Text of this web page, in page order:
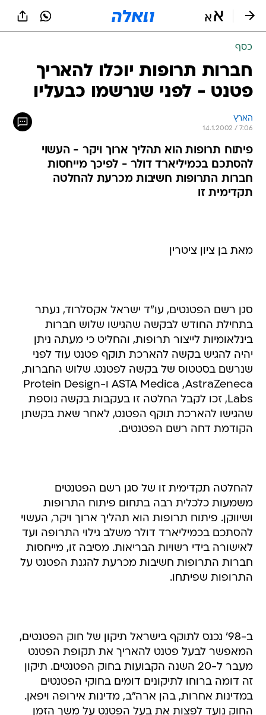
כסף
חברות תרופות יוכלו להאריך
פטנט - לפני שנרשמו כבעליו
הארץ
14.1.2002 / 7:06
פיתוח תרופות הוא תהליך ארוך ויקר - העשוי
להסתכם בכמיליארד דולר - לפיכך מייחסות
חברות התרופות חשיבות מכרעת להחלטה
תקדימית זו
מאת בן ציון ציטרין
סגן רשם הפטנטים, עו"ד ישראל אקסלרוד, נעתר
בתחילת החודש לבקשה שהגישו שלוש חברות
בינלאומיות לייצור תרופות, והחליט כי מעתה ניתן
יהיה להגיש בקשה להארכת תוקף פטנט עוד לפני
שנרשם בסטטוס של בקשה לפטנט. שלוש החברות,
ASTA Medica ,AstraZeneca ו-Protein Design
Labs, זכו לקבל החלטה זו בעקבות בקשה נוספת
שהגישו להארכת תוקף הפטנט, לאחר שאת בקשתן
הקודמת דחה רשם הפטנטים.
להחלטה תקדימית זו של סגן רשם הפטנטים
משמעות כלכלית רבה בתחום פיתוח התרופות
ושיווקן. פיתוח תרופות הוא תהליך ארוך ויקר, העשוי
להסתכם בכמיליארד דולר משלב גילוי התרופה ועד
לאישורה בידי רשויות הבריאות. מסיבה זו, מייחסות
חברות התרופות חשיבות מכרעת להגנת הפטנט על
התרופות שפיתחו.
ב-98' נכנס לתוקף בישראל תיקון של חוק הפטנטים,
המאפשר לבעל פטנט להאריך את תקופת הפטנט
מעבר ל-20 השנה הקבועות בחוק הפטנטים. תיקון
זה דומה ברוחו לתיקונים דומים בחוקי הפטנטים
במדינות אחרות, בהן ארה"ב, מדינות אירופה ויפאן.
החוק נועד לפצות את בעל הפטנט על משך הזמן